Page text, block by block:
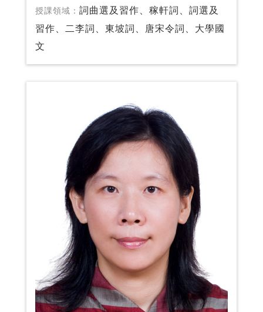
授課領域： 詞曲選及習作、稼軒詞、詞選及
習作、二李詞、東坡詞、唐宋令詞、大學國
文